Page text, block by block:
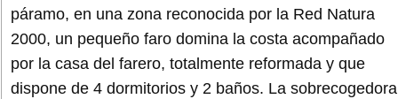
páramo, en una zona reconocida por la Red Natura
2000, un pequeño faro domina la costa acompañado
por la casa del farero, totalmente reformada y que
dispone de 4 dormitorios y 2 baños. La sobrecogedora